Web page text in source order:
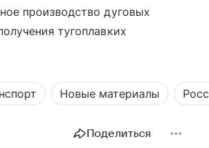
производство дуговых
тугоплавких
Новые материалы
Поделиться